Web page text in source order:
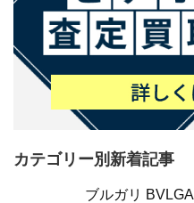
カテゴリー別新着記事
ブルガリ